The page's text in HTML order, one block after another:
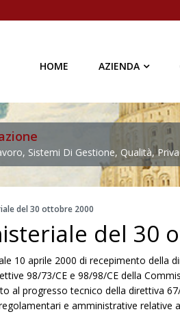
HOME AZIENDA
Sistemi Di Gestione, Qualità,
del 30 ottobre 2000
del 30
10 aprile 2000 di recepimento della
98/73/CE e 98/98/CE della
al progresso tecnico della direttiva
e amministrative relative